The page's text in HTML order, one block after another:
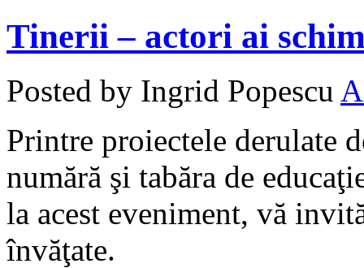
Tinerii – actori ai
Posted by Ingrid Popescu
Printre proiectele derulate
numără şi tabăra de
la acest eveniment, vă
învăţate.